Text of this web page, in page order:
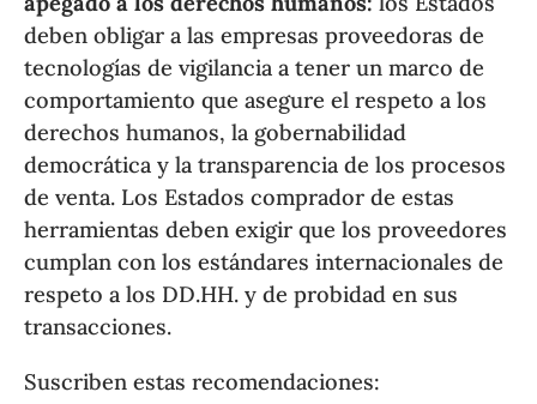
deben obligar a las empresas proveedoras de
tecnologías de vigilancia a tener un marco de
comportamiento que asegure el respeto a los
derechos humanos, la gobernabilidad
democrática y la transparencia de los procesos
de venta. Los Estados comprador de estas
herramientas deben exigir que los proveedores
cumplan con los estándares internacionales de
respeto a los DD.HH. y de probidad en sus
transacciones.
Suscriben estas recomendaciones: